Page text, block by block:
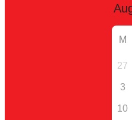
M
27
3
10